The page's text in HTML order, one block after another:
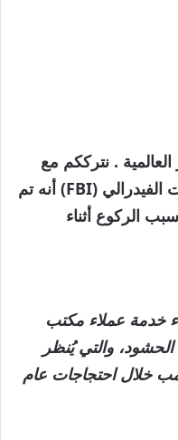
الأخبار العالمية . نترككم مع
خبر “يزعم عملاء مكتب التحقيقات الفيدرالي (FBI) أنه تم
الركوع أثناء
خدمة عملاء مكتب
والتي يُنظر
خلال احتجاجات عام